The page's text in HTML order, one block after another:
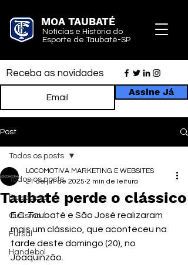
MOA TAUBATÉ
Notícias e História do
Esporte de Taubaté-SP
Receba as novidades
Assine Já
Post
Todos os posts
Basquete
Ciclismo
Futsal
Handebol
Todos os posts
Taubaté perde o clássico
LOCOMOTIVA MARKETING E WEBSITES
21 de jul. de 2025 2 min de leitura
E.C. Taubaté e São José realizaram
mais um clássico, que aconteceu na
tarde deste domingo (20), no
Joaquinzão.